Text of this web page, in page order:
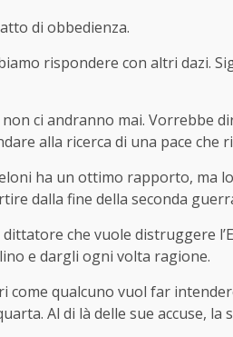
di obbedienza.
rispondere con altri dazi.
ci andranno mai. Vorrebbe
alla ricerca di una pace
ha un ottimo rapporto, ma
dalla fine della seconda
che vuole distruggere
e dargli ogni volta ragione.
come qualcuno vuol far
Al di là delle sue accuse,